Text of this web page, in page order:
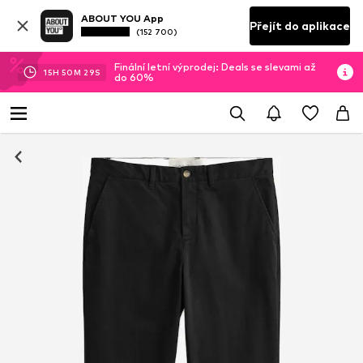
ABOUT YOU App
(152 700) Přejít do aplikace
15H 50M 28S
Finální letní výprodej: Deals se slevami až
do 60%